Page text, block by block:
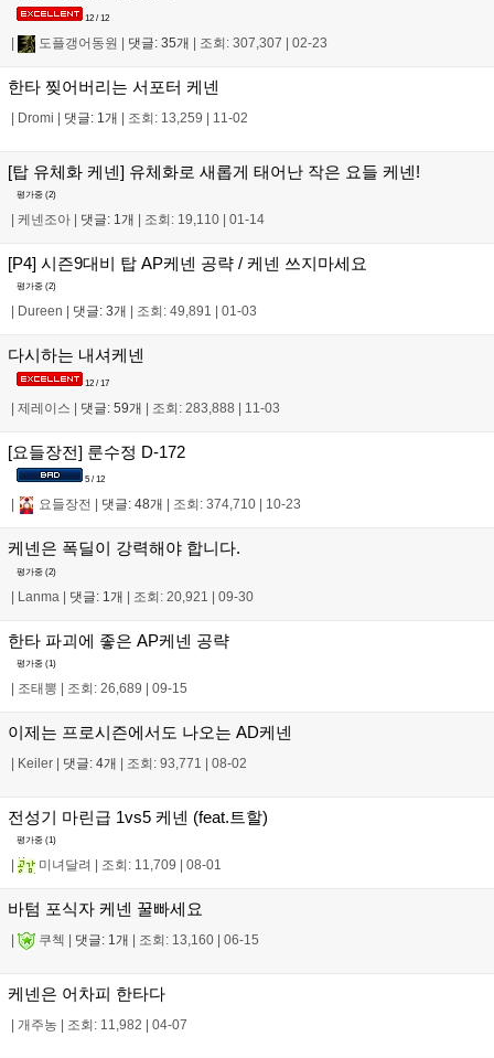
12 / 12
| 도플갱어동원 | 댓글: 35개 | 조회: 307,307 | 02-23
한타 찢어버리는 서포터 케넨
| Dromi | 댓글: 1개 | 조회: 13,259 | 11-02
[탑 유체화 케넨] 유체화로 새롭게 태어난 작은 요들 케넨!
평가중 (2)
케넨조아 댓글: 1개 조회: 19,110 01-14
[P4] 시즌9대비 탑 AP케넨 공략 / 케넨 쓰지마세요
평가중 (2)
Dureen 댓글: 3개 조회: 49,891 01-03
다시하는 내셔케넨
12 / 17
| 제레이스 | 댓글: 59개 | 조회: 283,888 | 11-03
[요들장전] 룬수정 D-172
5 / 12
요들장전 댓글: 48개 조회: 374,710 10-23
케넨은 폭딜이 강력해야 합니다.
평가중 (2)
| Lanma | 댓글: 1개 | 조회: 20,921 | 09-30
한타 파괴에 좋은 AP케넨 공략
평가중 (1)
| 조태뽕 | 조회: 26,689 | 09-15
이제는 프로시즌에서도 나오는 AD케넨
| Keiler | 댓글: 4개 | 조회: 93,771 | 08-02
전성기 마린급 1vs5 케넨 (feat.트할)
평가중 (1)
미녀달려 조회: 11,709 08-01
바텀 포식자 케넨 꿀빠세요
쿠첵 댓글: 1개 조회: 13,160 06-15
케넨은 어차피 한타다
개주농 조회: 11,982 04-07